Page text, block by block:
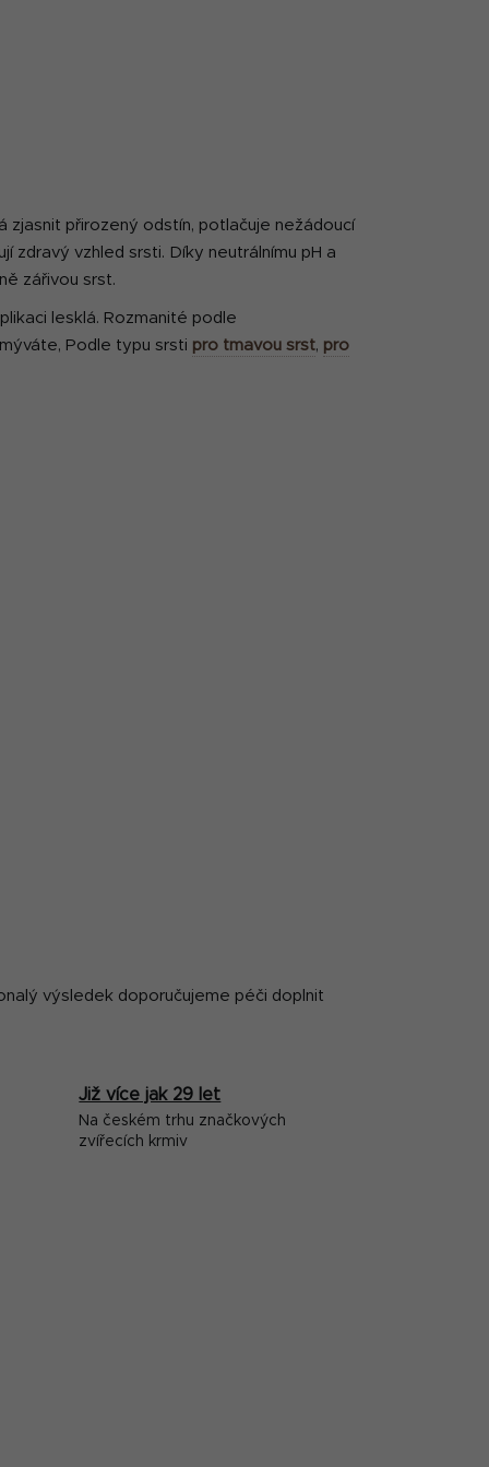
zjasnit přirozený odstín, potlačuje nežádoucí
zdravý vzhled srsti. Díky neutrálnímu pH a
zářivou srst.
lesklá. Rozmanité podle
Podle typu srsti pro tmavou srst, pro
výsledek doporučujeme péči doplnit
Již více jak 29 let
Na českém trhu značkových
zvířecích krmiv